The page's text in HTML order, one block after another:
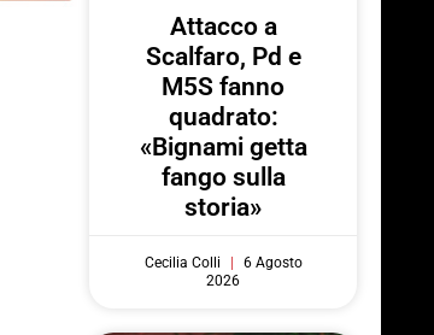
Attacco a
Scalfaro, Pd e
M5S fanno
quadrato:
«Bignami getta
fango sulla
storia»
Cecilia Colli
6 Agosto
2026